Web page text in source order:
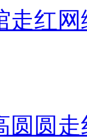
走红网
圆圆走